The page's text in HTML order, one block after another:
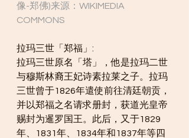
像-郑佛)来源：WIKIMEDIA
COMMONS
拉玛三世「郑福」:
拉玛三世原名「塔」，他是拉玛二世
与穆斯林裔王妃诗素拉莱之子。拉玛
三世曾于1826年遣使前往清廷朝贡，
并以郑福之名请求册封，获道光皇帝
赐封为暹罗国王。此后，又于1829
年、1831年、1834年和1837年等四